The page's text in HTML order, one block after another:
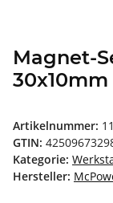
Magnet-
30x10mm
Artikelnummer:
GTIN:
Kategorie:
Hersteller: